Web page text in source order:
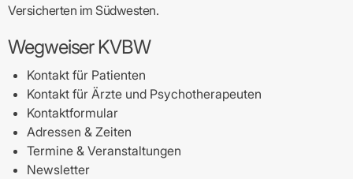
Versicherten im Südwesten.
Wegweiser KVBW
Kontakt für Patienten
Kontakt für Ärzte und Psychotherapeuten
Kontaktformular
Adressen & Zeiten
Termine & Veranstaltungen
Newsletter